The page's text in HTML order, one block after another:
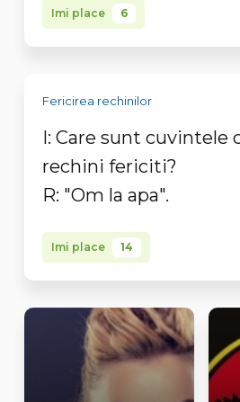
Imi place 6
Fericirea rechinilor
I: Care sunt cuvintele
rechini fericiti?
R: "Om la apa".
Imi place 14